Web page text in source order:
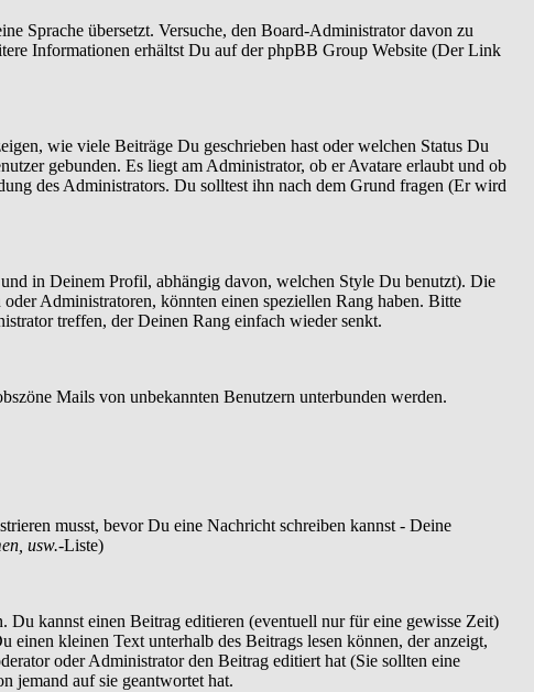
Sprache übersetzt. Versuche, den Board-Administrator davon zu
Informationen erhältst Du auf der phpBB Group Website (Der Link
wie viele Beiträge Du geschrieben hast oder welchen Status Du
gebunden. Es liegt am Administrator, ob er Avatare erlaubt und ob
des Administrators. Du solltest ihn nach dem Grund fragen (Er wird
in Deinem Profil, abhängig davon, welchen Style Du benutzt). Die
Administratoren, könnten einen speziellen Rang haben. Bitte
treffen, der Deinen Rang einfach wieder senkt.
Mails von unbekannten Benutzern unterbunden werden.
musst, bevor Du eine Nachricht schreiben kannst - Deine
usw.-Liste)
kannst einen Beitrag editieren (eventuell nur für eine gewisse Zeit)
kleinen Text unterhalb des Beitrags lesen können, der anzeigt,
oder Administrator den Beitrag editiert hat (Sie sollten eine
jemand auf sie geantwortet hat.